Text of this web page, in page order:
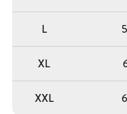
L
XL
XXL